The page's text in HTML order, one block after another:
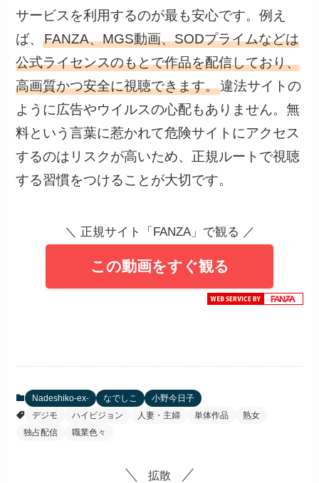
サービスを利用するのが最も安心です。例え
ば、FANZA、MGS動画、SODプライムなどは
公式ライセンスのもとで作品を配信しており、
高画質かつ安全に視聴できます。違法サイトの
ように広告やウイルスの心配もありません。無
料という言葉に惹かれて危険サイトにアクセス
するのはリスクが高いため、正規ルートで視聴
する習慣をつけることが大切です。
＼ 正規サイト「FANZA」で観る ／
この動画をすぐ観る
Nadeshiko-ex- なでしこ
小野今日子
デジモ
ハイビジョン 人妻・主婦 単体作品
熟女
独占配信
職業色々
拡散